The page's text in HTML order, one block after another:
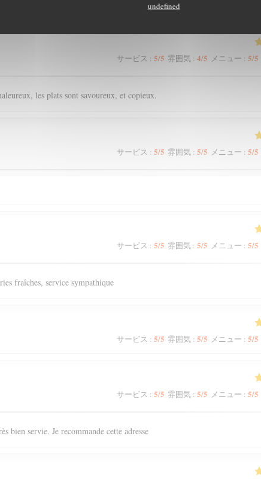
undefined
サービス : 5/5 雰囲気 : 4/5 メニュー : 5/5
les plats sont savoureux, et copieux.
サービス : 5/5 雰囲気 : 5/5 メニュー : 5/5
サービス : 5/5 雰囲気 : 5/5 メニュー : 5/5
fraîches, service sympathique
サービス : 5/5 雰囲気 : 5/5 メニュー : 5/5
サービス : 5/5 雰囲気 : 5/5 メニュー : 5/5
bien servie. Je recommande cette adresse